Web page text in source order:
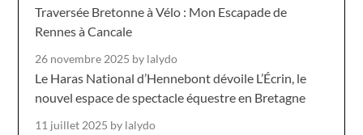
Traversée Bretonne à Vélo : Mon Escapade de
Rennes à Cancale
26 novembre 2025 by lalydo
Le Haras National d’Hennebont dévoile L’Écrin, le
nouvel espace de spectacle équestre en Bretagne
11 juillet 2025 by lalydo